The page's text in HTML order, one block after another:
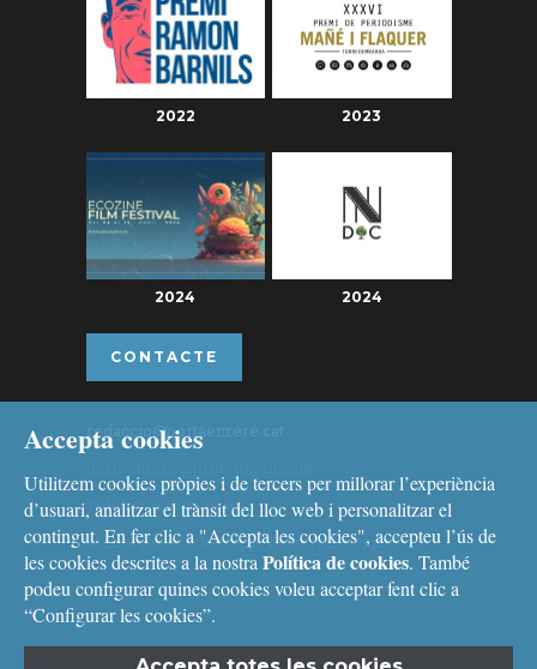
2022 2023
2024 2024
CONTACTE
redaccio@portaenrere.cat
Telèfon: 626 26 19 93
Missatgeria: Whatsapp, Telegram i Signal
Accepta cookies
Utilitzem cookies pròpies i de tercers per millorar l’experiència
d’usuari, analitzar el trànsit del lloc web i personalitzar el
contingut. En fer clic a "Accepta les cookies", accepteu l’ús de
les cookies descrites a la nostra Política de cookies. També
podeu configurar quines cookies voleu acceptar fent clic a
“Configurar les cookies”.